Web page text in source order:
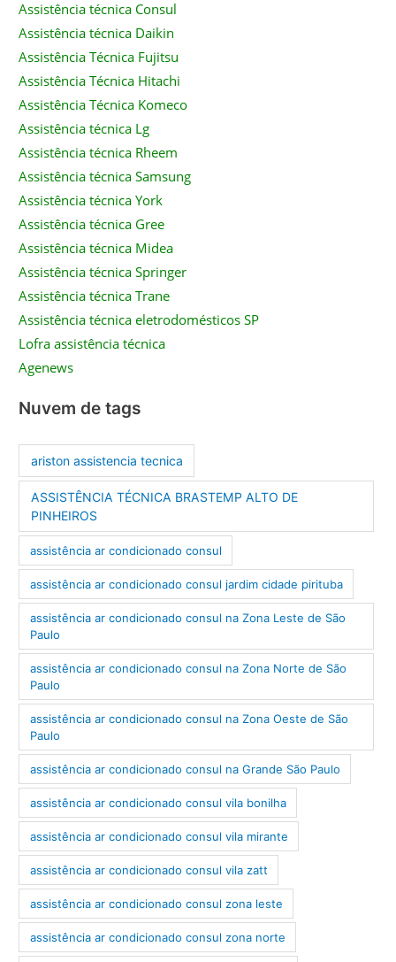
Assistência técnica Consul
Assistência técnica Daikin
Assistência Técnica Fujitsu
Assistência Técnica Hitachi
Assistência Técnica Komeco
Assistência técnica Lg
Assistência técnica Rheem
Assistência técnica Samsung
Assistência técnica York
Assistência técnica Gree
Assistência técnica Midea
Assistência técnica Springer
Assistência técnica Trane
Assistência técnica eletrodomésticos SP
Lofra assistência técnica
Agenews
Nuvem de tags
ariston assistencia tecnica
ASSISTÊNCIA TÉCNICA BRASTEMP ALTO DE
PINHEIROS
assistência ar condicionado consul
assistência ar condicionado consul jardim cidade pirituba
assistência ar condicionado consul na Zona Leste de São
Paulo
assistência ar condicionado consul na Zona Norte de São
Paulo
assistência ar condicionado consul na Zona Oeste de São
Paulo
assistência ar condicionado consul na Grande São Paulo
assistência ar condicionado consul vila bonilha
assistência ar condicionado consul vila mirante
assistência ar condicionado consul vila zatt
assistência ar condicionado consul zona leste
assistência ar condicionado consul zona norte